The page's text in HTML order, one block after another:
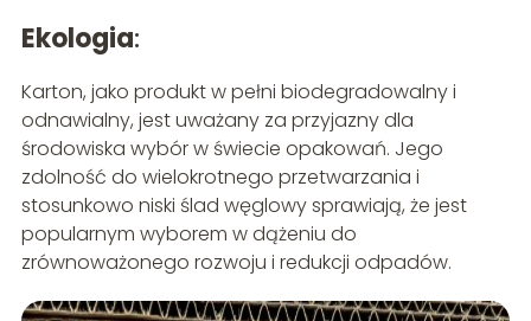
Ekologia:
Karton, jako produkt w pełni biodegradowalny i
odnawialny, jest uważany za przyjazny dla
środowiska wybór w świecie opakowań. Jego
zdolność do wielokrotnego przetwarzania i
stosunkowo niski ślad węglowy sprawiają, że jest
popularnym wyborem w dążeniu do
zrównoważonego rozwoju i redukcji odpadów.